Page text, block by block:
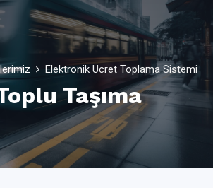
Elektronik Ücret Toplama Sistemi
Taşıma